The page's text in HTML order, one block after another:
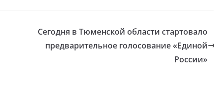
Сегодня в Тюменской области стартовало
предварительное голосование «Единой
России»